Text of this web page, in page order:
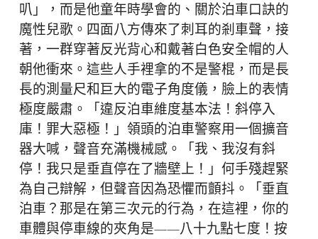
叭」，而是他童年時學會的、關於泊車口訣的
魔性兒歌。四面八方傳來了刺耳的剎車聲，接
著，一群穿著反光背心和戴著白色安全帽的人
朝他衝來。這些人手裡拿的不是警棍，而是長
長的測量尺和巨大的電子角度儀，臉上的表情
極度嚴肅。「違反泊車維度基本法！斜停入
庫！罪大惡極！」領頭的泊車警察用一個擴音
器大喊，聲音充滿機械感。「我、我沒有斜
停！我只是垂直停在了牆壁上！」何手殘趕緊
為自己辯解，但聲音因為恐懼而顫抖。「垂直
泊車？那是在第三次元的行為，在這裡，你的
車體與停車線的夾角是——八十九點七度！按